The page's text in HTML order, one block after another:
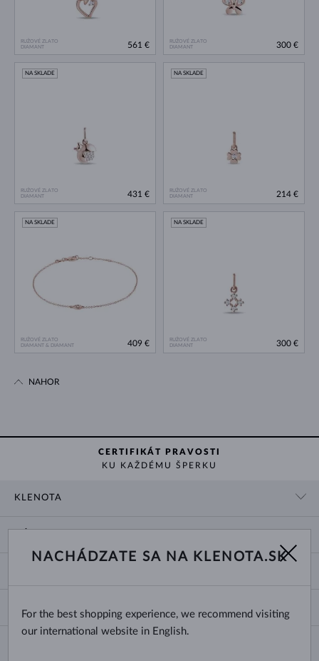
RUŽOVÉ ZLATO
DIAMANT
561 €
RUŽOVÉ ZLATO
DIAMANT
300 €
RUŽOVÉ ZLATO
DIAMANT
NA SKLADE
431 €
RUŽOVÉ ZLATO
DIAMANT
NA SKLADE
214 €
RUŽOVÉ ZLATO
DIAMANT & DIAMANT
NA SKLADE
409 €
RUŽOVÉ ZLATO
DIAMANT
NA SKLADE
300 €
NAHOR
CERTIFIKÁT PRAVOSTI
KU KAŽDÉMU ŠPERKU
KLENOTA
O NÁS
DODANIE A PLATBA ZA TOVAR
VÝBER SVADOBNÝCH OBRÚČOK
CERTIFIKÁTY PRAVOSTI
TYPY A DĹŽKY RETIAZOK
DĹŽKY NÁRAMKOV
Slovensko
NACHÁDZATE SA NA KLENOTA.SK
For the best shopping experience, we recommend visiting
our international website in English.